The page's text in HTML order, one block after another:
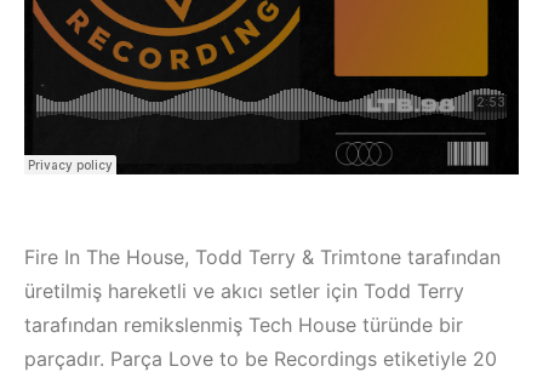
Fire In The House, Todd Terry & Trimtone tarafından
üretilmiş hareketli ve akıcı setler için Todd Terry
tarafından remikslenmiş Tech House türünde bir
parçadır. Parça Love to be Recordings etiketiyle 20